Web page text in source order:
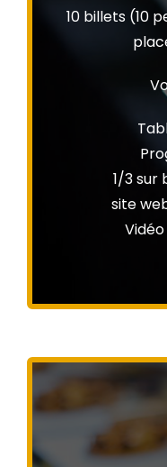
10 billets (10
1/3 sur
site